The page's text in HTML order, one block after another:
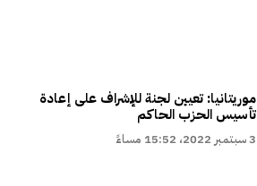
موريتانيا: تعيين لجنة للإشراف على إعادة
تأسيس الحزب الحاكم
3 سبتمبر 2022، 15:52 مساءً